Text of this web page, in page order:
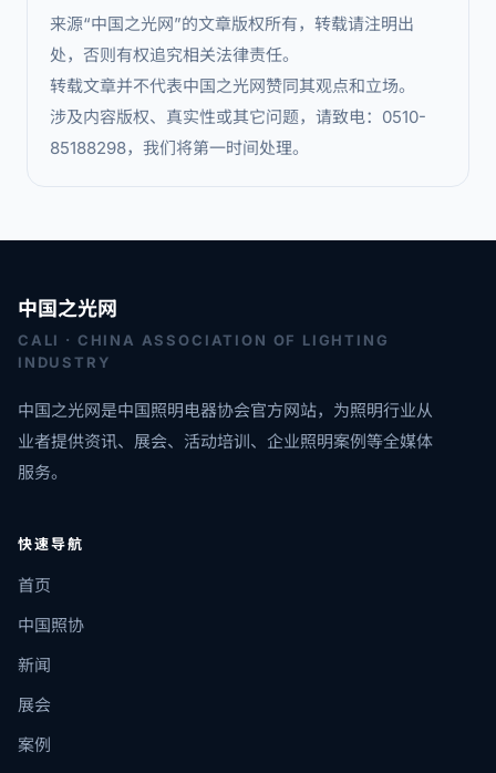
来源“中国之光网”的文章版权所有，转载请注明出
处，否则有权追究相关法律责任。
转载文章并不代表中国之光网赞同其观点和立场。
涉及内容版权、真实性或其它问题，请致电：0510-
85188298，我们将第一时间处理。
中国之光网
CALI · CHINA ASSOCIATION OF LIGHTING
INDUSTRY
中国之光网是中国照明电器协会官方网站，为照明行业从
业者提供资讯、展会、活动培训、企业照明案例等全媒体
服务。
快速导航
首页
中国照协
新闻
展会
案例